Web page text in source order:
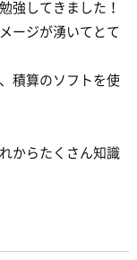
強してきました！
ージが湧いてとて
積算のソフトを使
からたくさん知識